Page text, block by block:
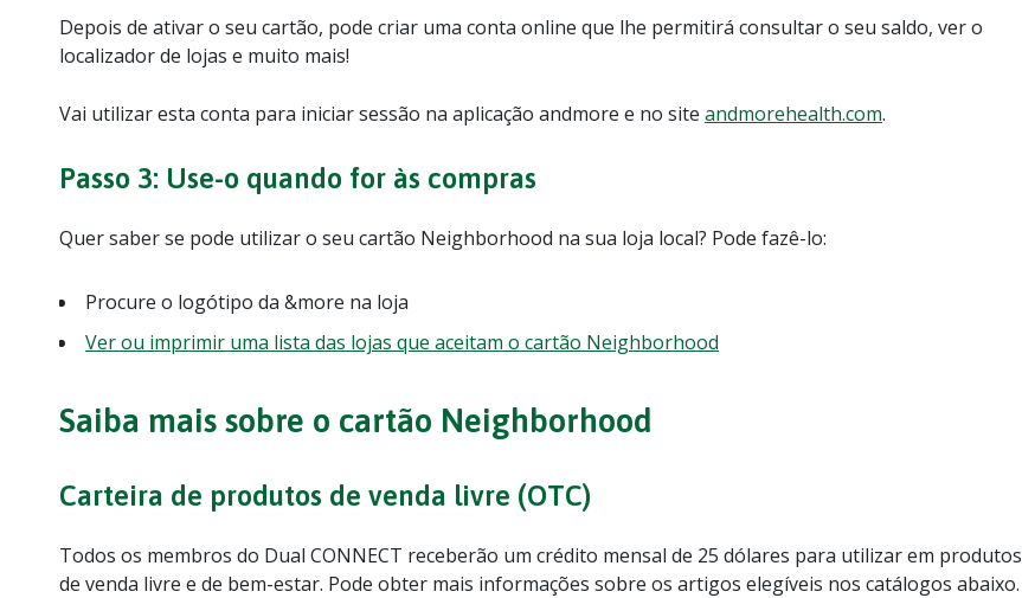
Depois de ativar o seu cartão, pode criar uma conta online que lhe permitirá consultar o seu saldo, ver o
localizador de lojas e muito mais!
Vai utilizar esta conta para iniciar sessão na aplicação andmore e no site andmorehealth.com.
Passo 3: Use-o quando for às compras
Quer saber se pode utilizar o seu cartão Neighborhood na sua loja local? Pode fazê-lo:
Procure o logótipo da &more na loja
Ver ou imprimir uma lista das lojas que aceitam o cartão Neighborhood
Saiba mais sobre o cartão Neighborhood
Carteira de produtos de venda livre (OTC)
Todos os membros do Dual CONNECT receberão um crédito mensal de 25 dólares para utilizar em produtos
de venda livre e de bem-estar. Pode obter mais informações sobre os artigos elegíveis nos catálogos abaixo.